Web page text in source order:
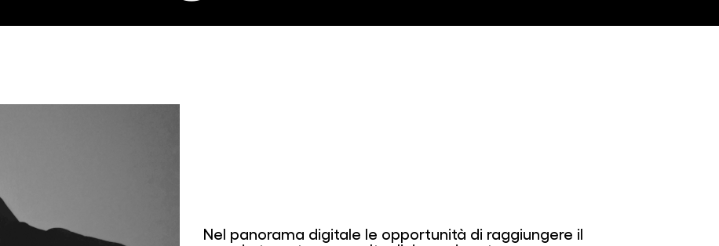
Nel panorama digitale le opportunità di raggiungere il